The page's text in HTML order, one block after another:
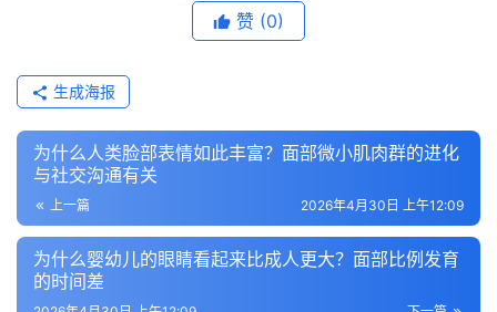
赞 (0)
生成海报
为什么人类脸部表情如此丰富？面部微小肌肉群的进化
与社交沟通有关
上一篇 2026年4月30日 上午12:09
为什么婴幼儿的眼睛看起来比成人更大？面部比例发育
的时间差